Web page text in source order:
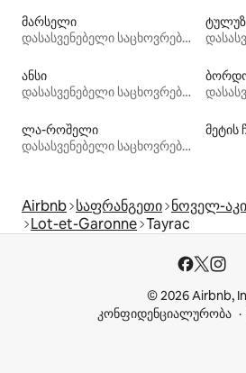
მარსელი
დასასვენებელი საცხოვრებლები
ანსი
დასასვენებელი საცხოვრებლები
ლა-როშელი
დასასვენებელი საცხოვრებლები
მეტის
Airbnb საფრანგეთი ნოველ-
Lot-et-Garonne Tayrac
© 2026 Airbnb,
კონფიდენციალურობა